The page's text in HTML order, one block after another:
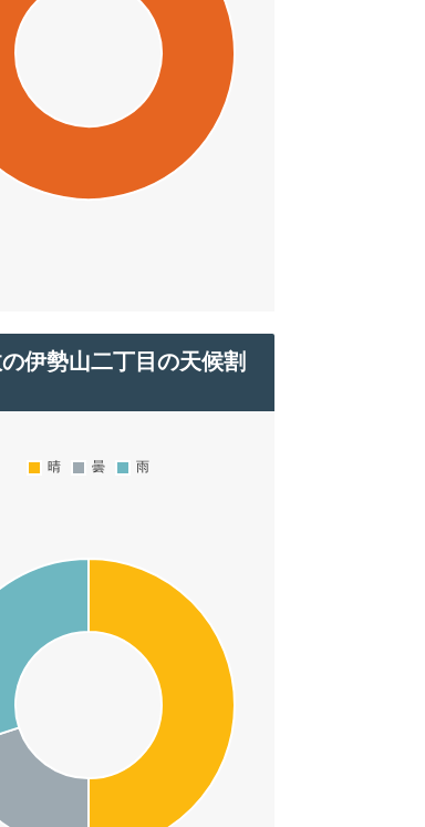
伊勢山二丁目の天候割